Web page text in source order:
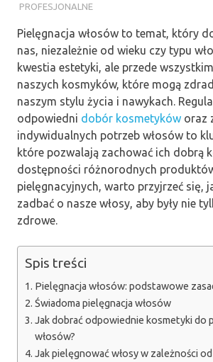
PROFESJONALNE
Pielęgnacja włosów to temat, który
nas, niezależnie od wieku czy typu
kwestia estetyki, ale przede
naszych kosmyków, które mogą
naszym stylu życia i nawykach.
odpowiedni dobór kosmetyków oraz
indywidualnych potrzeb włosów to
które pozwalają zachować ich dobrą
dostępności różnorodnych
pielęgnacyjnych, warto przyjrzeć się,
zadbać o nasze włosy, aby były nie
zdrowe.
Spis treści
Pielęgnacja włosów: podstawowe
Świadoma pielęgnacja włosów
Jak dobrać odpowiednie kosmetyki do
włosów?
Jak pielęgnować włosy w zależności